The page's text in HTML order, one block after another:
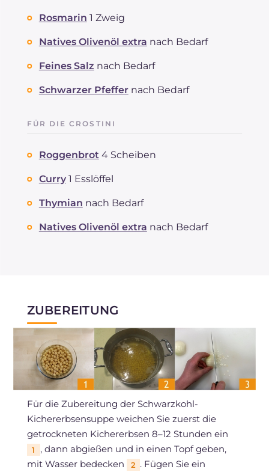
Rosmarin 1 Zweig
Natives Olivenöl extra nach Bedarf
Feines Salz nach Bedarf
Schwarzer Pfeffer nach Bedarf
FÜR DIE CROSTINI
Roggenbrot 4 Scheiben
Curry 1 Esslöffel
Thymian nach Bedarf
Natives Olivenöl extra nach Bedarf
ZUBEREITUNG
Für die Zubereitung der Schwarzkohl-
Kichererbsensuppe weichen Sie zuerst die
getrockneten Kichererbsen 8–12 Stunden ein
1
, dann abgießen und in einen Topf geben,
mit Wasser bedecken
2 . Fügen Sie ein